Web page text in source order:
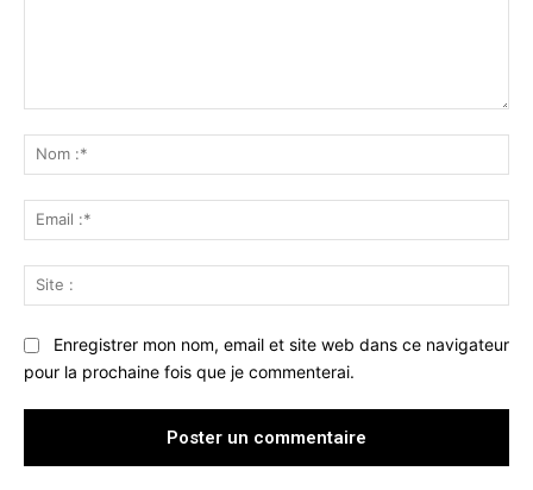
:*
:*
:
Enregistrer mon nom, email et site web dans ce navigateur
pour la prochaine fois que je commenterai.